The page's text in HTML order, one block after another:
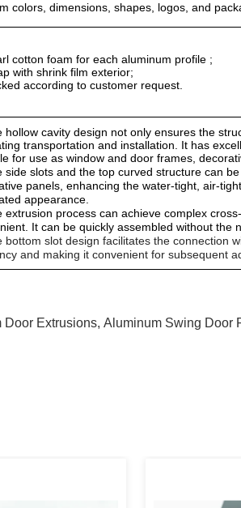
colors, dimensions, shapes, logos, and
cotton foam for each aluminum profile ;
with shrink film exterior;
according to customer request.
hollow cavity design not only ensures the
transportation and installation. It has
for use as window and door frames,
side slots and the top curved structure can
panels, enhancing the water-tight, air-
appearance.
extrusion process can achieve complex
It can be quickly assembled without the
bottom slot design facilitates the connection
and making it convenient for subsequent
Door Extrusions, Aluminum Swing Door